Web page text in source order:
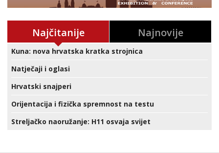
Najčitanije Najnovije
Kuna: nova hrvatska kratka strojnica
Natječaji i oglasi
Hrvatski snajperi
Orijentacija i fizička spremnost na testu
Streljačko naoružanje: H11 osvaja svijet